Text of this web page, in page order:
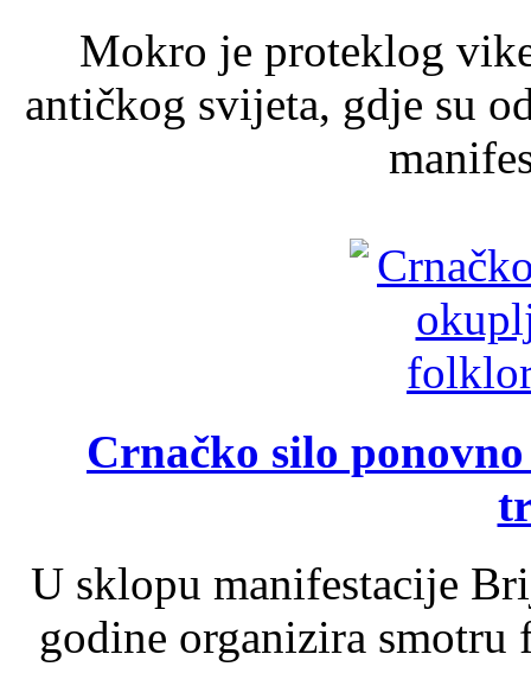
Mokro je proteklog
antičkog svijeta, gdje su
Crnačko silo
U sklopu manifestacije
godine organizira